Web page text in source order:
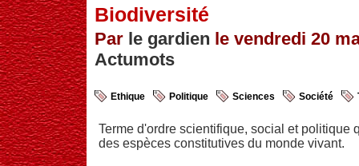
Biodiversité
Par le gardien le vendredi 20
Actumots
Ethique Politique Sciences Société
Terme d'ordre scientifique, social et politique
des espèces constitutives du monde vivant.